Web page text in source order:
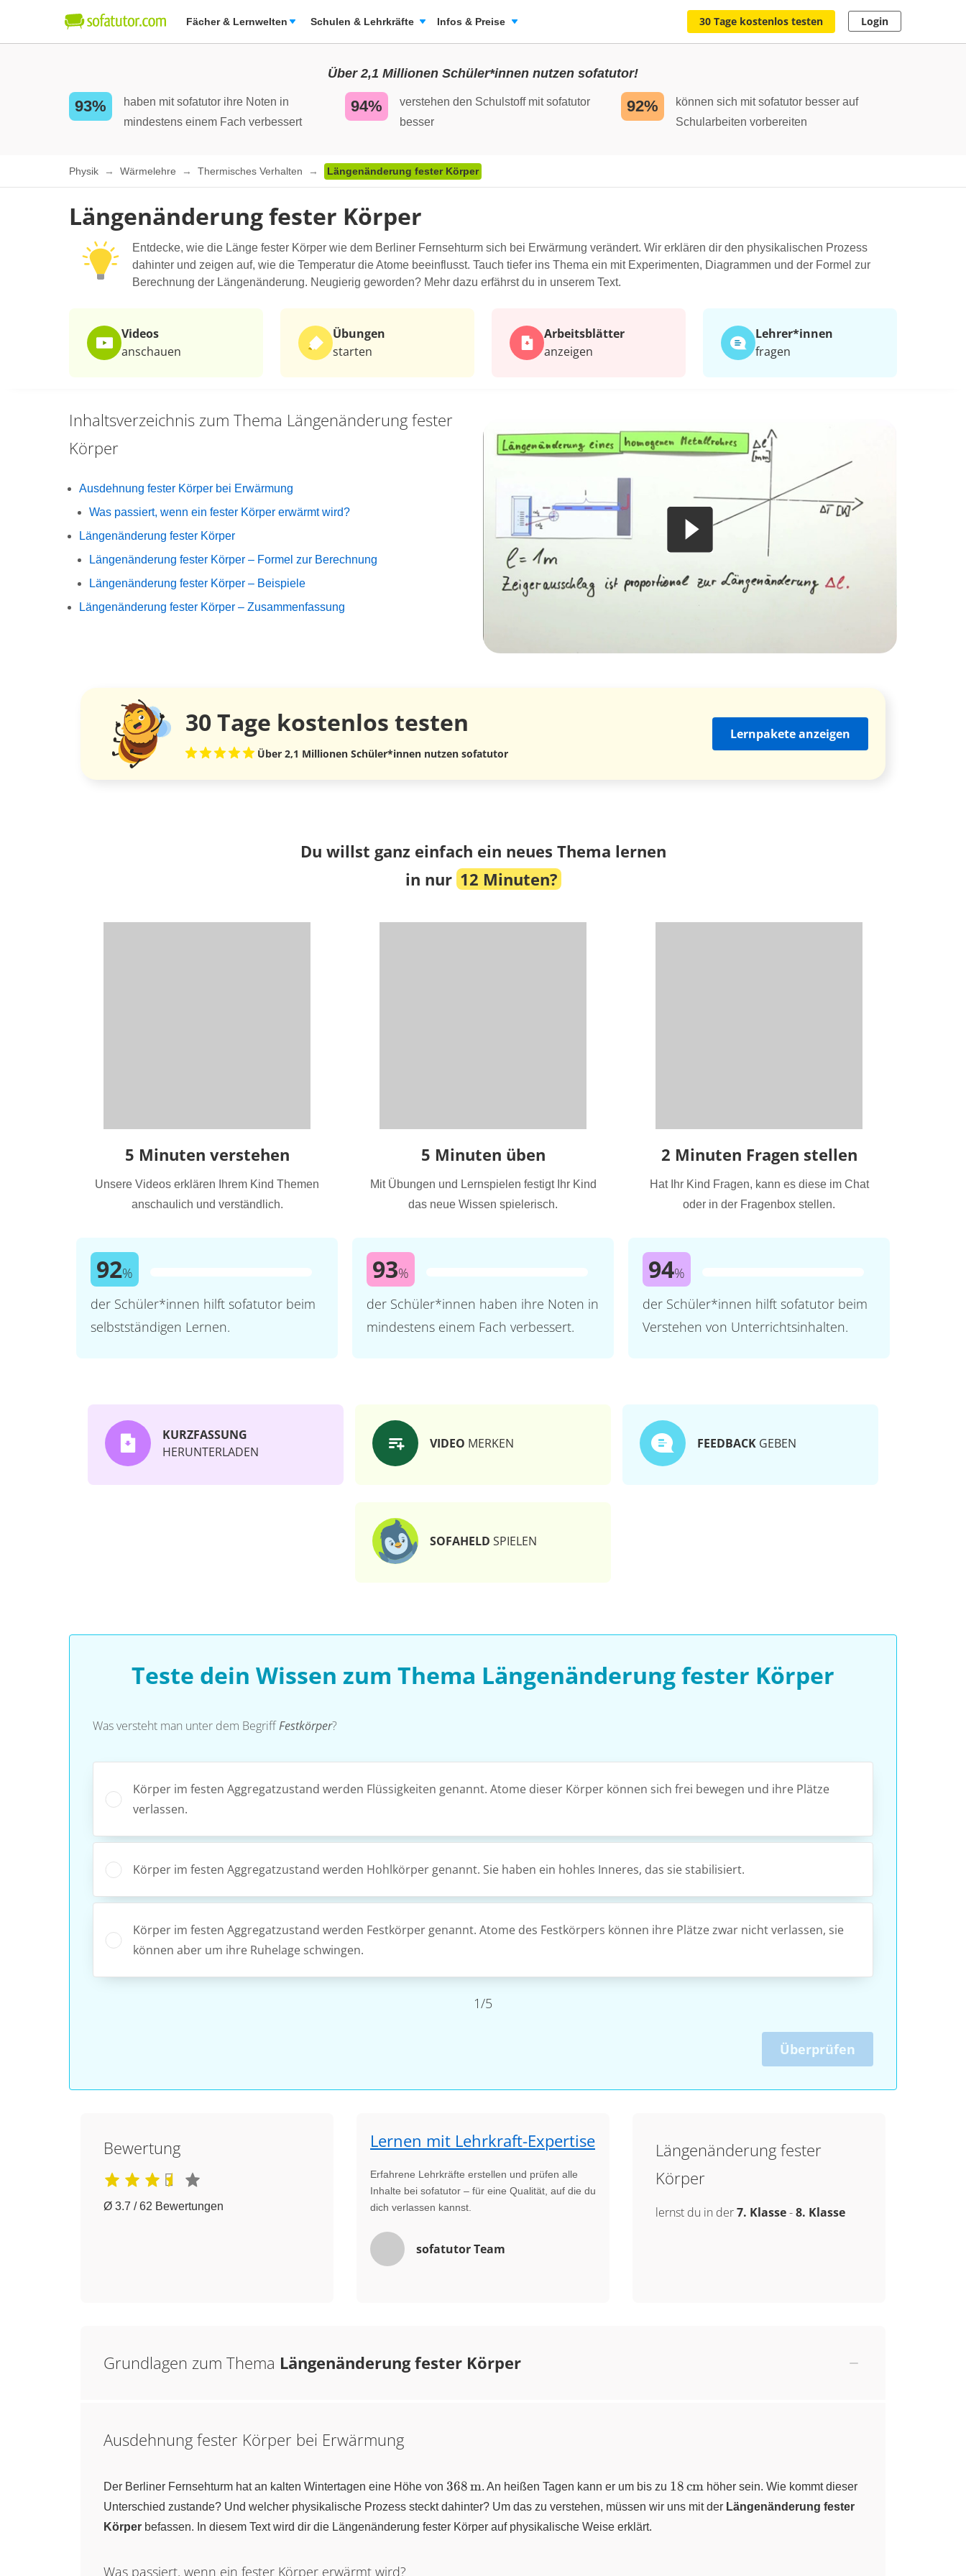
Fächer & Lernwelten Schulen & Lehrkräfte Infos & Preise 30 Tage kostenlos testen Login
Über 2,1 Millionen Schüler*innen nutzen sofatutor!
93%
haben mit sofatutor ihre Noten in
mindestens einem Fach verbessert
94%
verstehen den Schulstoff mit sofatutor
besser
92%
können sich mit sofatutor besser auf
Schularbeiten vorbereiten
Physik Wärmelehre Thermisches Verhalten Längenänderung fester Körper
Längenänderung fester Körper
Entdecke, wie die Länge fester Körper wie dem Berliner Fernsehturm sich bei Erwärmung verändert. Wir erklären dir den physikalischen Prozess
dahinter und zeigen auf, wie die Temperatur die Atome beeinflusst. Tauch tiefer ins Thema ein mit Experimenten, Diagrammen und der Formel zur
Berechnung der Längenänderung. Neugierig geworden? Mehr dazu erfährst du in unserem Text.
Videos
anschauen
Übungen
starten
Arbeits­blätter
anzeigen
Lehrer*​innen
fragen
Inhaltsverzeichnis zum Thema Längenänderung fester
Körper
Ausdehnung fester Körper bei Erwärmung
Was passiert, wenn ein fester Körper erwärmt wird?
Längenänderung fester Körper
Längenänderung fester Körper – Formel zur Berechnung
Längenänderung fester Körper – Beispiele
Längenänderung fester Körper – Zusammenfassung
30 Tage kostenlos testen
Über 2,1 Millionen Schüler*innen nutzen sofatutor
Lernpakete anzeigen
Du willst ganz einfach ein neues Thema lernen
in nur 12 Minuten?
5 Minuten verstehen
Unsere Videos erklären Ihrem Kind Themen
anschaulich und verständlich.
92%
der Schüler*innen hilft sofatutor beim
selbstständigen Lernen.
5 Minuten üben
Mit Übungen und Lernspielen festigt Ihr Kind
das neue Wissen spielerisch.
93%
der Schüler*innen haben ihre Noten in
mindestens einem Fach verbessert.
2 Minuten Fragen stellen
Hat Ihr Kind Fragen, kann es diese im Chat
oder in der Fragenbox stellen.
94%
der Schüler*innen hilft sofatutor beim
Verstehen von Unterrichtsinhalten.
KURZFASSUNG
HERUNTERLADEN
VIDEO MERKEN FEEDBACK GEBEN
SOFAHELD SPIELEN
Teste dein Wissen zum Thema Längenänderung fester Körper
Was versteht man unter dem BegriffFestkörper?
Körper im festen Aggregatzustand werden Flüssigkeiten genannt. Atome dieser Körper können sich frei bewegen und ihre Plätze
verlassen.
Körper im festen Aggregatzustand werden Hohlkörper genannt. Sie haben ein hohles Inneres, das sie stabilisiert.
Körper im festen Aggregatzustand werden Festkörper genannt. Atome des Festkörpers können ihre Plätze zwar nicht verlassen, sie
können aber um ihre Ruhelage schwingen.
1/5
Überprüfen
Bewertung
Ø 3.7 / 62 Bewertungen
Lernen mit Lehrkraft-Expertise
Erfahrene Lehrkräfte erstellen und prüfen alle
Inhalte bei sofatutor – für eine Qualität, auf die du
dich verlassen kannst.
sofatutor Team
Längenänderung fester
Körper
lernst du in der7. Klasse-8. Klasse
Grundlagen zum Thema Längenänderung fester Körper
Ausdehnung fester Körper bei Erwärmung
Der Berliner Fernsehturm hat an kalten Wintertagen eine Höhe von 368\,\pu{m}
368m. An heißen Tagen kann er um bis zu 18\,\pu{cm}
18 cm höher sein. Wie kommt dieser
Unterschied zustande? Und welcher physikalische Prozess steckt dahinter? Um das zu verstehen, müssen wir uns mit der Längenänderung fester
Körper befassen. In diesem Text wird dir die Längenänderung fester Körper auf physikalische Weise erklärt.
Was passiert, wenn ein fester Körper erwärmt wird?